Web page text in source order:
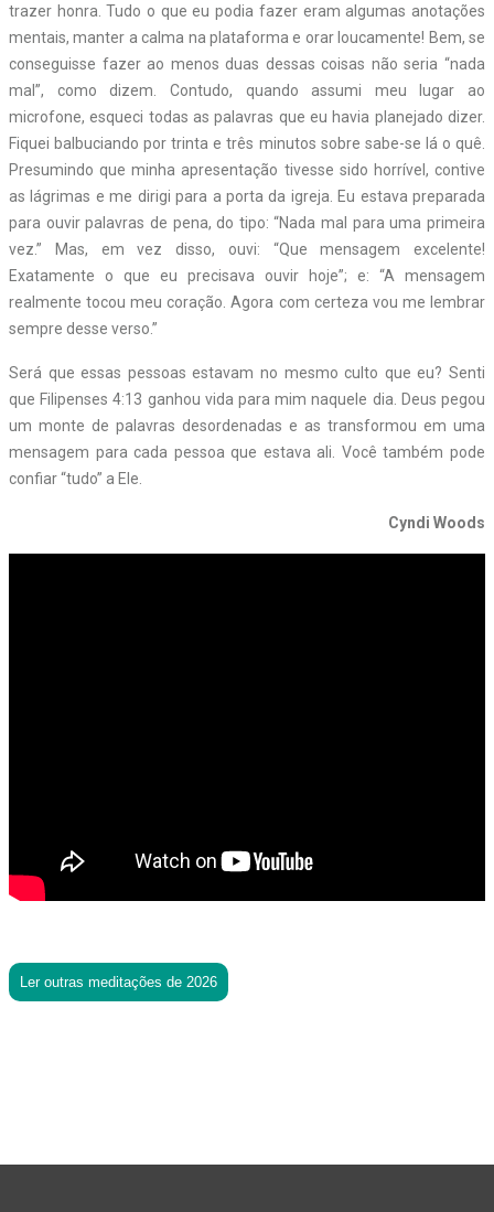
trazer honra. Tudo o que eu podia fazer eram algumas anotações
mentais, manter a calma na plataforma e orar loucamente! Bem, se
conseguisse fazer ao menos duas dessas coisas não seria “nada
mal”, como dizem. Contudo, quando assumi meu lugar ao
microfone, esqueci todas as palavras que eu havia planejado dizer.
Fiquei balbuciando por trinta e três minutos sobre sabe-se lá o quê.
Presumindo que minha apresentação tivesse sido horrível, contive
as lágrimas e me dirigi para a porta da igreja. Eu estava preparada
para ouvir palavras de pena, do tipo: “Nada mal para uma primeira
vez.” Mas, em vez disso, ouvi: “Que mensagem excelente!
Exatamente o que eu precisava ouvir hoje”; e: “A mensagem
realmente tocou meu coração. Agora com certeza vou me lembrar
sempre desse verso.”
Será que essas pessoas estavam no mesmo culto que eu? Senti
que Filipenses 4:13 ganhou vida para mim naquele dia. Deus pegou
um monte de palavras desordenadas e as transformou em uma
mensagem para cada pessoa que estava ali. Você também pode
confiar “tudo” a Ele.
Cyndi Woods
Ler outras meditações de 2026